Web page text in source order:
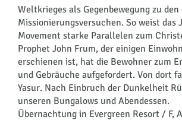
Weltkrieges als Gegenbewegung zu
Missionierungsversuchen. So weist das
Movement starke Parallelen zum
Prophet John Frum, der einigen
erschienen ist, hat die Bewohner zum
und Gebräuche aufgefordert. Von dort
Yasur. Nach Einbruch der Dunkelheit
unseren Bungalows und Abendessen.
Übernachtung in Evergreen Resort / F, A